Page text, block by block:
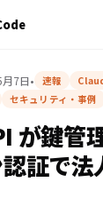
7日• 速報
セキュリティ・事例
が鍵管
証で法